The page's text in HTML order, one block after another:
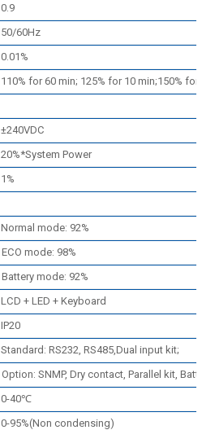
0.9
50/60Hz
0.01%
110% for 60 min; 125% for 10 min;150% for 1
±240VDC
20%*System Power
1%
Normal mode: 92%
ECO mode: 98%
Battery mode: 92%
LCD + LED + Keyboard
IP20
Standard: RS232, RS485,Dual input kit;
Option: SNMP, Dry contact, Parallel kit,
0-40℃
0-95%(Non condensing)